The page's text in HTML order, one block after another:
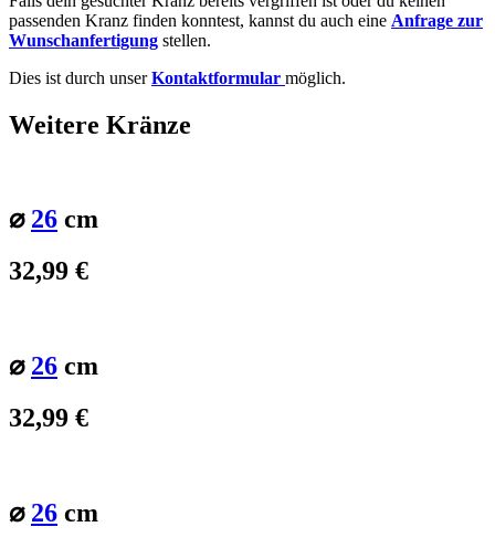
passenden Kranz finden konntest, kannst du auch eine Anfrage zur
Wunschanfertigung stellen.
Dies ist durch unserKontaktformular möglich.
Weitere Kränze
⌀ 26 cm
32,99 €
⌀ 26 cm
32,99 €
⌀ 26 cm